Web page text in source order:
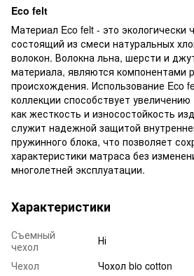
Eco felt
Материал Eco felt - это экологически
состоящий из смеси натуральных
волокон. Волокна льна, шерсти и
материала, являются компонентами
происхождения. Использование Eco
коллекции способствует увеличению
как жесткость и износостойкость
служит надежной защитой
пружинного блока, что позволяет
характеристики матраса без
многолетней эксплуатации.
Характеристики
Съемный
чехол
Ні
Чехол
Чохол bio cotton